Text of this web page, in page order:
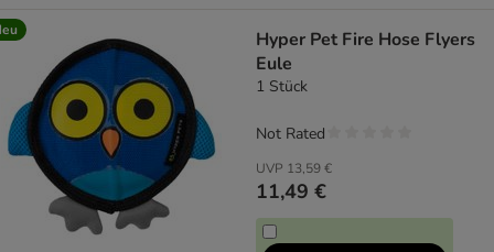
Hyper Pet Fire Hose Flyers
Eule
1 Stück
UVP 13,59 €
11,49 €
Not Rated